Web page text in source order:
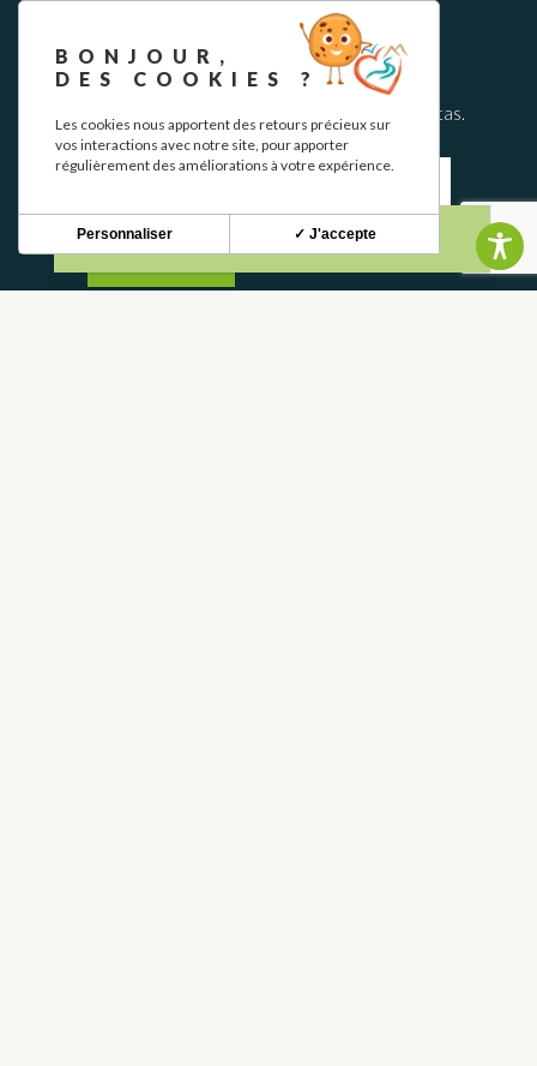
BOLETÍN INFORMATIVO
Mantente al tanto de nuestras novedades y ofertas.
BONJOUR,
DES COOKIES ?
Les cookies nous apportent des retours précieux sur
vos interactions avec notre site, pour apporter
régulièrement des améliorations à votre expérience.
✓ J'accepte
Personnaliser